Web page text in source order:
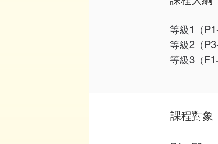
等級1（
等級2（
等級3（
課程對象